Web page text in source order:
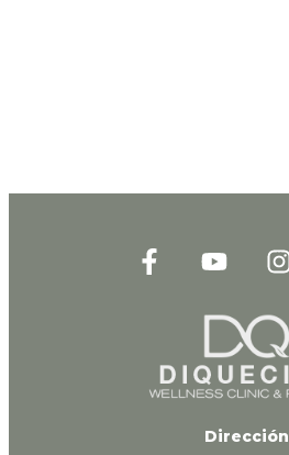
Dirección